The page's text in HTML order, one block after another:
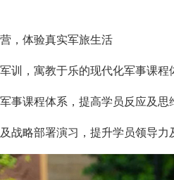
，体验真实军旅生活
训，寓教于乐的现代化军事课程
事课程体系，提高学员反应及思
战略部署演习，提升学员领导力